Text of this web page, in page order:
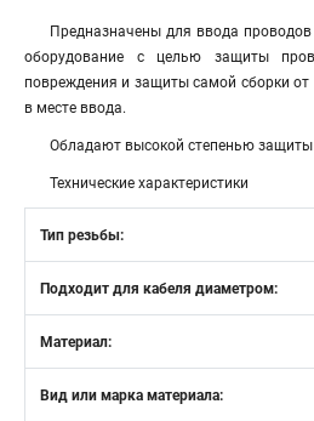
Предназначены для ввода
оборудование с целью защиты
повреждения и защиты самой сборки
в месте ввода.
Обладают высокой степенью защиты
Технические характеристики
Тип резьбы:
Подходит для кабеля диаметром:
Материал:
Вид или марка материала: